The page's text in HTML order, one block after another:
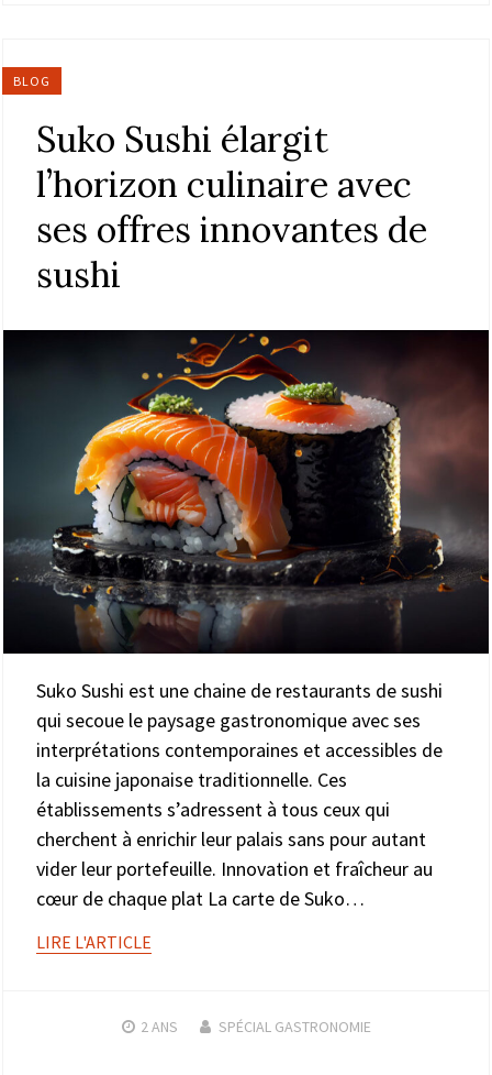
BLOG
Suko Sushi élargit
l’horizon culinaire avec
ses offres innovantes de
sushi
Suko Sushi est une chaine de restaurants de sushi
qui secoue le paysage gastronomique avec ses
interprétations contemporaines et accessibles de
la cuisine japonaise traditionnelle. Ces
établissements s’adressent à tous ceux qui
cherchent à enrichir leur palais sans pour autant
vider leur portefeuille. Innovation et fraîcheur au
cœur de chaque plat La carte de Suko…
LIRE L'ARTICLE
2 ANS SPÉCIAL GASTRONOMIE